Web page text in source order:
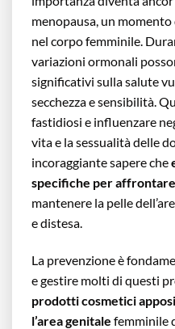
menopausa, un
nel corpo femminile.
variazioni ormonali
significativi sulla salute
secchezza e sensibilità.
fastidiosi e influenzare
vita e la sessualità delle
incoraggiante sapere che
specifiche per
mantenere la pelle
e distesa.
La prevenzione è
e gestire molti di questi
prodotti cosmetici
l’area genitale femminile